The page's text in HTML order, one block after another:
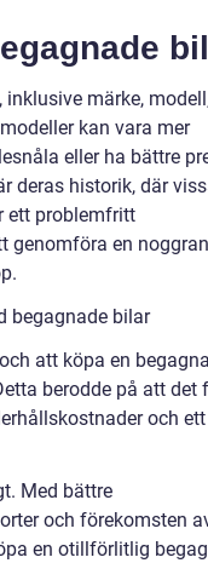
märke,
kan vara mer
eller ha bättre
deras historik, där
ett problemfritt
genomföra en
begagnade bilar
att köpa en
berodde på att det
och
Med bättre
och förekomsten
en otillförlitlig